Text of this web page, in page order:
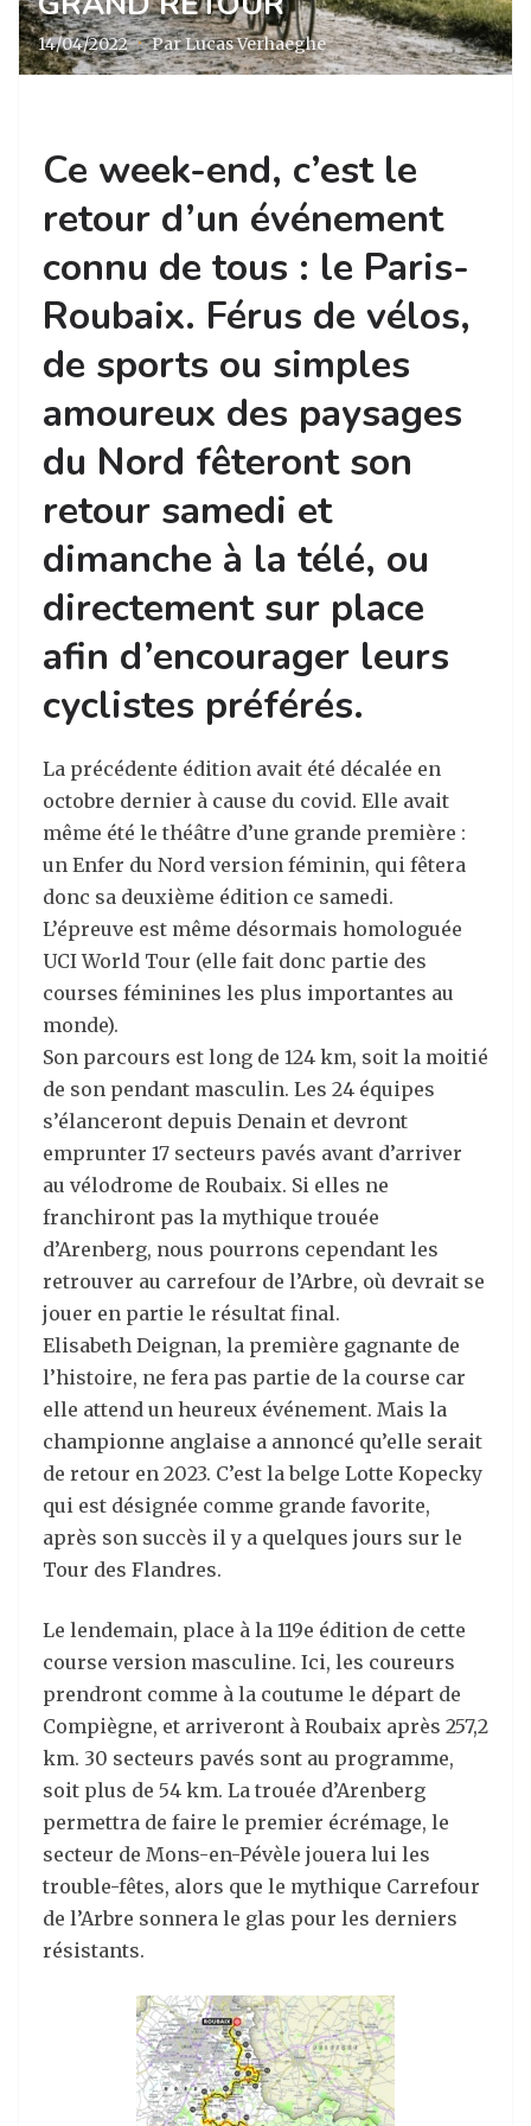
14/04/2022 · Par Lucas Verhaeghe
Ce week-end, c’est le
retour d’un événement
connu de tous : le Paris-
Roubaix. Férus de vélos,
de sports ou simples
amoureux des paysages
du Nord fêteront son
retour samedi et
dimanche à la télé, ou
directement sur place
afin d’encourager leurs
cyclistes préférés.
La précédente édition avait été décalée en
octobre dernier à cause du covid. Elle avait
même été le théâtre d’une grande première :
un Enfer du Nord version féminin, qui fêtera
donc sa deuxième édition ce samedi.
L’épreuve est même désormais homologuée
UCI World Tour (elle fait donc partie des
courses féminines les plus importantes au
monde).
Son parcours est long de 124 km, soit la moitié
de son pendant masculin. Les 24 équipes
s’élanceront depuis Denain et devront
emprunter 17 secteurs pavés avant d’arriver
au vélodrome de Roubaix. Si elles ne
franchiront pas la mythique trouée
d’Arenberg, nous pourrons cependant les
retrouver au carrefour de l’Arbre, où devrait se
jouer en partie le résultat final.
Elisabeth Deignan, la première gagnante de
l’histoire, ne fera pas partie de la course car
elle attend un heureux événement. Mais la
championne anglaise a annoncé qu’elle serait
de retour en 2023. C’est la belge Lotte Kopecky
qui est désignée comme grande favorite,
après son succès il y a quelques jours sur le
Tour des Flandres.
Le lendemain, place à la 119e édition de cette
course version masculine. Ici, les coureurs
prendront comme à la coutume le départ de
Compiègne, et arriveront à Roubaix après 257,2
km. 30 secteurs pavés sont au programme,
soit plus de 54 km. La trouée d’Arenberg
permettra de faire le premier écrémage, le
secteur de Mons-en-Pévèle jouera lui les
trouble-fêtes, alors que le mythique Carrefour
de l’Arbre sonnera le glas pour les derniers
résistants.